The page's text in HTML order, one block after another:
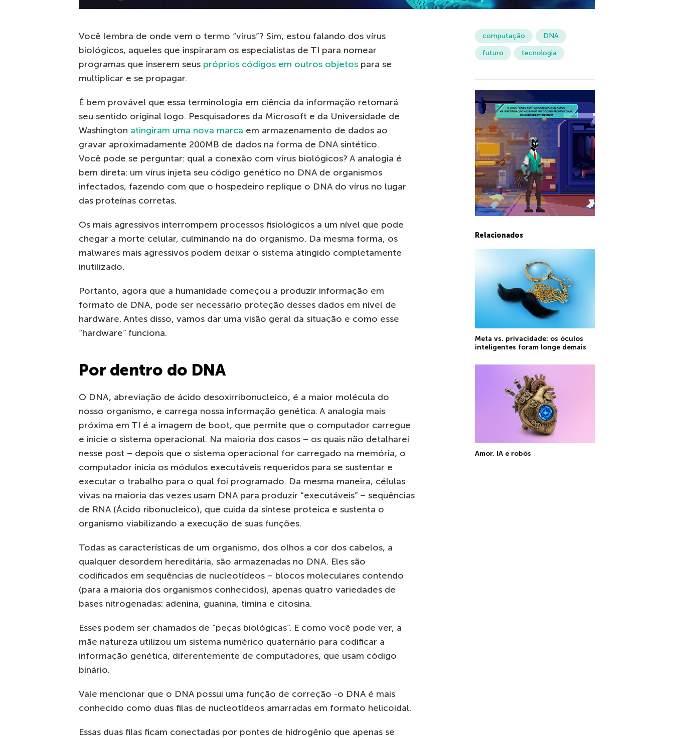
Você lembra de onde vem o termo “vírus”? Sim, estou falando dos vírus
biológicos, aqueles que inspiraram os especialistas de TI para nomear
programas que inserem seus próprios códigos em outros objetos para se
multiplicar e se propagar.
É bem provável que essa terminologia em ciência da informação retomará
seu sentido original logo. Pesquisadores da Microsoft e da Universidade de
Washington atingiram uma nova marca em armazenamento de dados ao
gravar aproximadamente 200MB de dados na forma de DNA sintético.
Você pode se perguntar: qual a conexão com vírus biológicos? A analogia é
bem direta: um vírus injeta seu código genético no DNA de organismos
infectados, fazendo com que o hospedeiro replique o DNA do vírus no lugar
das proteínas corretas.
Os mais agressivos interrompem processos fisiológicos a um nível que pode
chegar a morte celular, culminando na do organismo. Da mesma forma, os
malwares mais agressivos podem deixar o sistema atingido completamente
inutilizado.
Portanto, agora que a humanidade começou a produzir informação em
formato de DNA, pode ser necessário proteção desses dados em nível de
hardware. Antes disso, vamos dar uma visão geral da situação e como esse
“hardware” funciona.
Por dentro do DNA
O DNA, abreviação de ácido desoxirribonucleico, é a maior molécula do
nosso organismo, e carrega nossa informação genética. A analogia mais
próxima em TI é a imagem de boot, que permite que o computador carregue
e inicie o sistema operacional. Na maioria dos casos – os quais não detalharei
nesse post – depois que o sistema operacional for carregado na memória, o
computador inicia os módulos executáveis requeridos para se sustentar e
executar o trabalho para o qual foi programado. Da mesma maneira, células
vivas na maioria das vezes usam DNA para produzir “executáveis” – sequências
de RNA (Ácido ribonucleico), que cuida da síntese proteica e sustenta o
organismo viabilizando a execução de suas funções.
Todas as características de um organismo, dos olhos a cor dos cabelos, a
qualquer desordem hereditária, são armazenadas no DNA. Eles são
codificados em sequências de nucleotídeos – blocos moleculares contendo
(para a maioria dos organismos conhecidos), apenas quatro variedades de
bases nitrogenadas: adenina, guanina, timina e citosina.
Esses podem ser chamados de “peças biológicas”. E como você pode ver, a
mãe natureza utilizou um sistema numérico quaternário para codificar a
informação genética, diferentemente de computadores, que usam código
binário.
Vale mencionar que o DNA possui uma função de correção -o DNA é mais
conhecido como duas filas de nucleotídeos amarradas em formato helicoidal.
Essas duas filas ficam conectadas por pontes de hidrogênio que apenas se
computação
DNA
futuro
tecnologia
Relacionados
Meta vs. privacidade: os óculos
inteligentes foram longe demais
Amor, IA e robôs